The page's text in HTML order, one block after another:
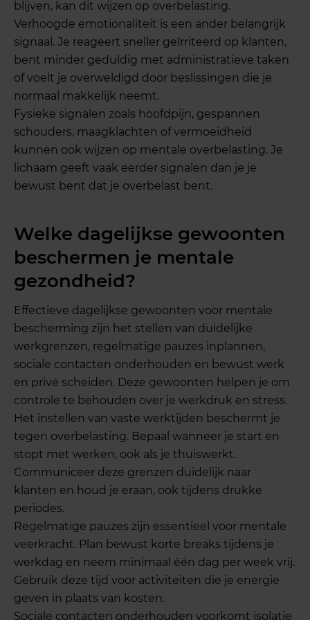
blijven, kan dit wijzen op overbelasting.
Verhoogde emotionaliteit is een ander belangrijk
signaal. Je reageert sneller geïrriteerd op klanten,
bent minder geduldig met administratieve taken
of voelt je overweldigd door beslissingen die je
normaal makkelijk neemt.
Fysieke signalen zoals hoofdpijn, gespannen
schouders, maagklachten of vermoeidheid
kunnen ook wijzen op mentale overbelasting. Je
lichaam geeft vaak eerder signalen dan je je
bewust bent dat je overbelast bent.
Welke dagelijkse gewoonten
beschermen je mentale
gezondheid?
Effectieve dagelijkse gewoonten voor mentale
bescherming zijn het stellen van duidelijke
werkgrenzen, regelmatige pauzes inplannen,
sociale contacten onderhouden en bewust werk
en privé scheiden. Deze gewoonten helpen je om
controle te behouden over je werkdruk en stress.
Het instellen van vaste werktijden beschermt je
tegen overbelasting. Bepaal wanneer je start en
stopt met werken, ook als je thuiswerkt.
Communiceer deze grenzen duidelijk naar
klanten en houd je eraan, ook tijdens drukke
periodes.
Regelmatige pauzes zijn essentieel voor mentale
veerkracht. Plan bewust korte breaks tijdens je
werkdag en neem minimaal één dag per week vrij.
Gebruik deze tijd voor activiteiten die je energie
geven in plaats van kosten.
Sociale contacten onderhouden voorkomt isolatie